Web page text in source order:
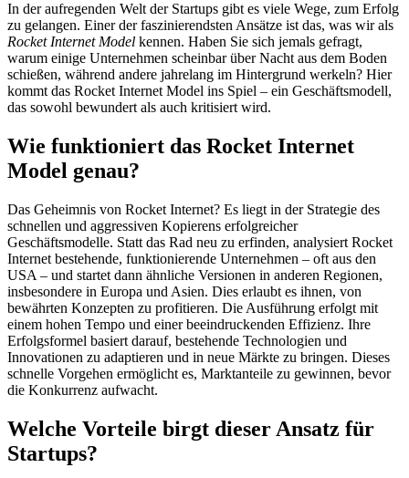
In der aufregenden Welt der Startups gibt es viele Wege, zum Erfolg
zu gelangen. Einer der faszinierendsten Ansätze ist das, was wir als
Rocket Internet Model kennen. Haben Sie sich jemals gefragt,
warum einige Unternehmen scheinbar über Nacht aus dem Boden
schießen, während andere jahrelang im Hintergrund werkeln? Hier
kommt das Rocket Internet Model ins Spiel – ein Geschäftsmodell,
das sowohl bewundert als auch kritisiert wird.
Wie funktioniert das Rocket Internet
Model genau?
Das Geheimnis von Rocket Internet? Es liegt in der Strategie des
schnellen und aggressiven Kopierens erfolgreicher
Geschäftsmodelle. Statt das Rad neu zu erfinden, analysiert Rocket
Internet bestehende, funktionierende Unternehmen – oft aus den
USA – und startet dann ähnliche Versionen in anderen Regionen,
insbesondere in Europa und Asien. Dies erlaubt es ihnen, von
bewährten Konzepten zu profitieren. Die Ausführung erfolgt mit
einem hohen Tempo und einer beeindruckenden Effizienz. Ihre
Erfolgsformel basiert darauf, bestehende Technologien und
Innovationen zu adaptieren und in neue Märkte zu bringen. Dieses
schnelle Vorgehen ermöglicht es, Marktanteile zu gewinnen, bevor
die Konkurrenz aufwacht.
Welche Vorteile birgt dieser Ansatz für
Startups?